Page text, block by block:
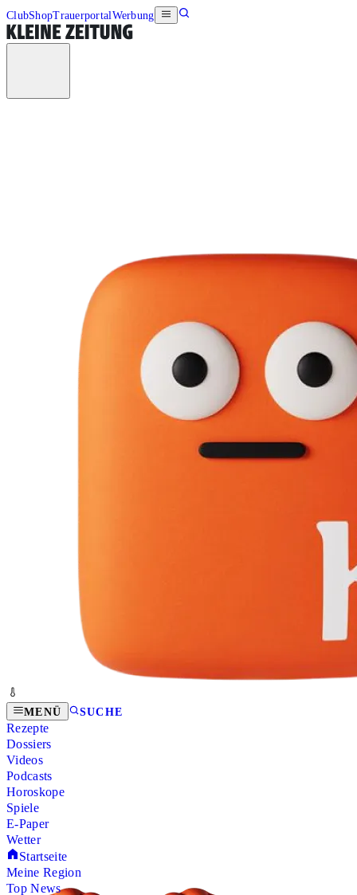
ClubShopTrauerportalWerbung
MENÜ SUCHE
Rezepte
Dossiers
Videos
Podcasts
Horoskope
Spiele
E-Paper
Wetter
Startseite
Meine Region
Top News